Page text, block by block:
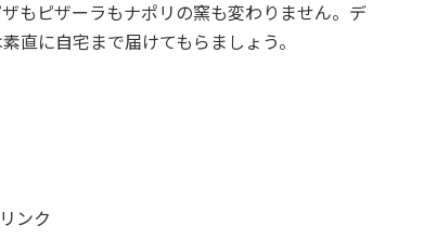
もピザーラもナポリの窯も変わりません。デ
直に自宅まで届けてもらましょう。
ンク